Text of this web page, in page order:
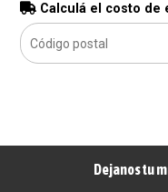
Calculá el costo de
Dejanos tu